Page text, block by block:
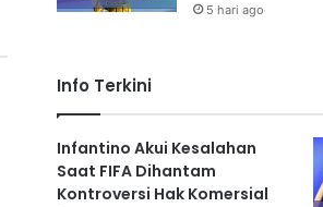
5 hari ago
Info Terkini
Infantino Akui Kesalahan
Saat FIFA Dihantam
Kontroversi Hak Komersial